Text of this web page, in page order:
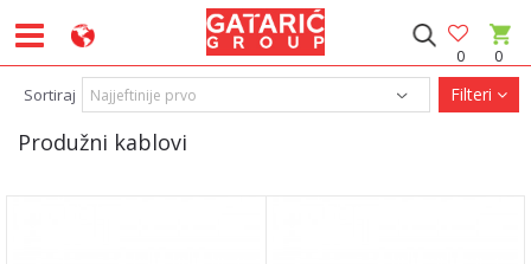
0
0
Produžni kablovi
Sortiraj Filteri